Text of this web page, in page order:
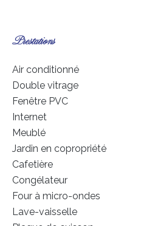
Prestations
Air conditionné
Double vitrage
Fenêtre PVC
Internet
Meublé
Jardin en copropriété
Cafetière
Congélateur
Four à micro-ondes
Lave-vaisselle